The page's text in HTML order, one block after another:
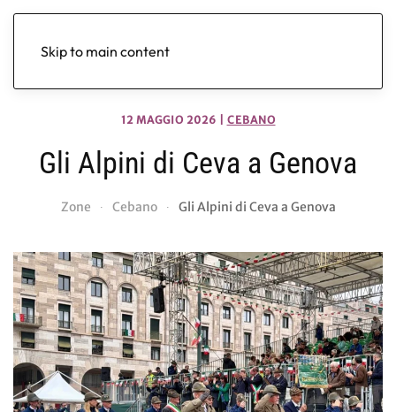
Skip to main content
12 MAGGIO 2026 CEBANO
Gli Alpini di Ceva a Genova
Zone Cebano Gli Alpini di Ceva a Genova